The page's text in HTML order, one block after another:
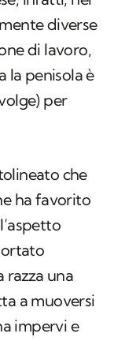
diverse
di lavoro,
la penisola è
per
che
ha favorito
razza una
a muoversi
impervi e